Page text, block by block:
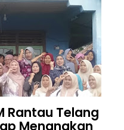
Rantau Telang
Menangkan